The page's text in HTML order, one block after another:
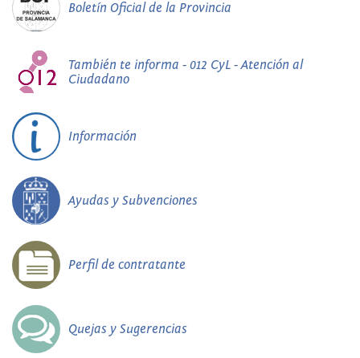
Boletín Oficial de la Provincia
También te informa - 012 CyL - Atención al
Ciudadano
Información
Ayudas y Subvenciones
Perfil de contratante
Quejas y Sugerencias